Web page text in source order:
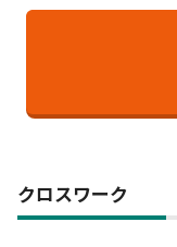
クロスワーク